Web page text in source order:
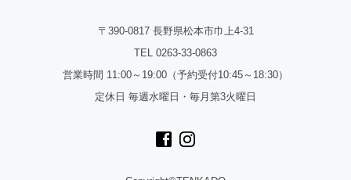
〒390-0817 長野県松本市巾上4-31
TEL 0263-33-0863
営業時間 11:00～19:00（予約受付10:45～18:30）
定休日 毎週水曜日・毎月第3火曜日